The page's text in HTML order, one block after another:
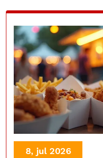
8, jul 2026